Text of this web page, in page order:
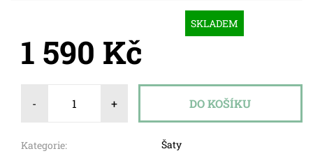
SKLADEM
1 590 Kč
- +
Kategorie: Šaty